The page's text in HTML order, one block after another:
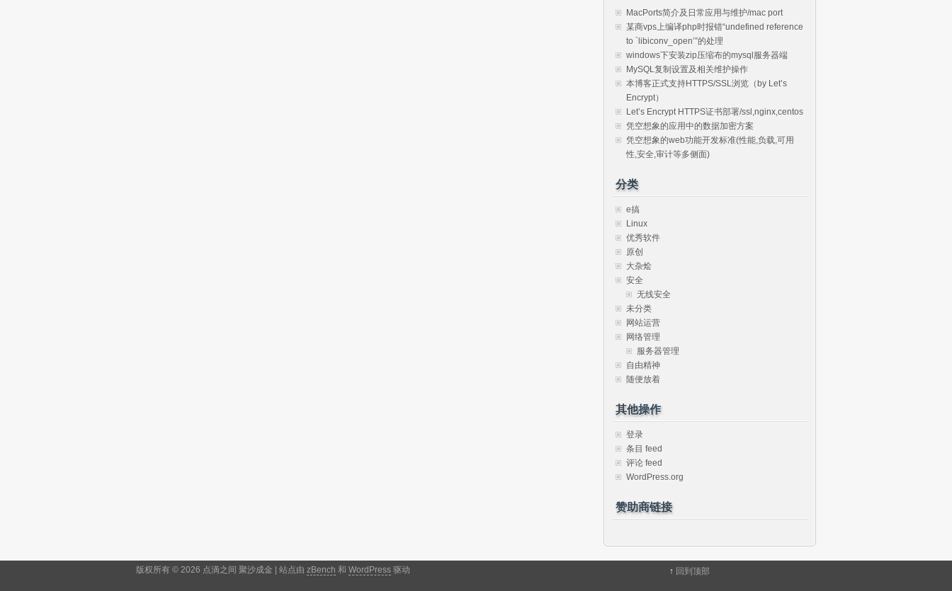
MacPorts简介及日常应用与维护/mac port
某商vps上编译php时报错“undefined reference
to `libiconv_open’”的处理
windows下安装zip压缩布的mysql服务器端
MySQL复制设置及相关维护操作
本博客正式支持HTTPS/SSL浏览（by Let’s
Encrypt）
Let’s Encrypt HTTPS证书部署/ssl,nginx,centos
凭空想象的应用中的数据加密方案
凭空想象的web功能开发标准(性能,负载,可用
性,安全,审计等多侧面)
分类
e搞
Linux
优秀软件
原创
大杂烩
安全
无线安全
未分类
网站运营
网络管理
服务器管理
自由精神
随便放着
其他操作
登录
条目 feed
评论 feed
WordPress.org
赞助商链接
版权所有 © 2026 点滴之间 聚沙成金 | 站点由 zBench 和 WordPress 驱动 ↑ 回到顶部